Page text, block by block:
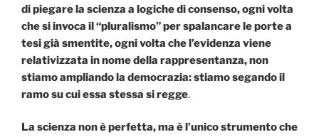
di piegare la scienza a logiche di consenso, ogni volta
che si invoca il “pluralismo” per spalancare le porte a
tesi già smentite, ogni volta che l’evidenza viene
relativizzata in nome della rappresentanza, non
stiamo ampliando la democrazia: stiamo segando il
ramo su cui essa stessa si regge.
La scienza non è perfetta, ma è l’unico strumento che